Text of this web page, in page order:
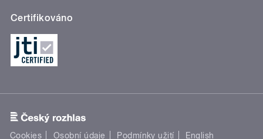
Certifikováno
Cookies Osobní údaje Podmínky užití English